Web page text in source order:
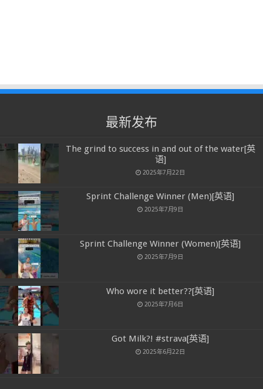
最新发布
The grind to success in and out of the water[英
语]
2025年7月22日
Sprint Challenge Winner (Men)[英语]
2025年7月9日
Sprint Challenge Winner (Women)[英语]
2025年7月9日
Who wore it better??[英语]
2025年7月6日
Got Milk?! #strava[英语]
2025年6月22日